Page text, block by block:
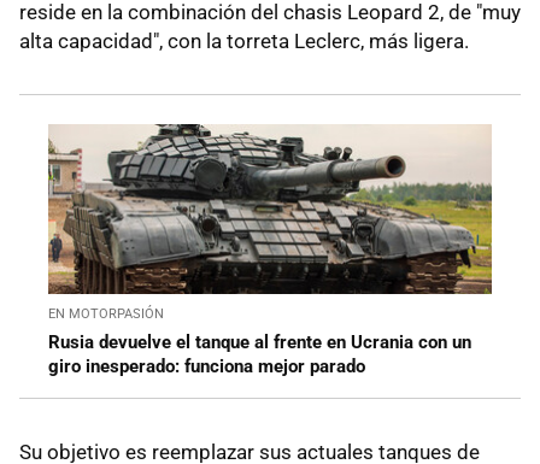
reside en la combinación del chasis Leopard 2, de "muy
alta capacidad", con la torreta Leclerc, más ligera.
EN MOTORPASIÓN
Rusia devuelve el tanque al frente en Ucrania con un
giro inesperado: funciona mejor parado
Su objetivo es reemplazar sus actuales tanques de